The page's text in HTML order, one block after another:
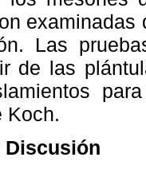
Las
de las
Koch.
Discusión